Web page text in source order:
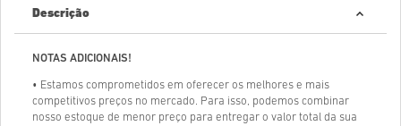
Descrição
NOTAS ADICIONAIS!
• Estamos comprometidos em oferecer os melhores e mais
competitivos preços no mercado. Para isso, podemos combinar
nosso estoque de menor preço para entregar o valor total da sua